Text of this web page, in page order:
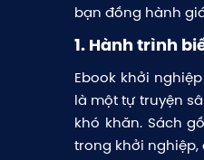
bạn đồng hành
1. Hành trình
Ebook khởi
là một tự truyện
khó khăn. Sách
trong khởi